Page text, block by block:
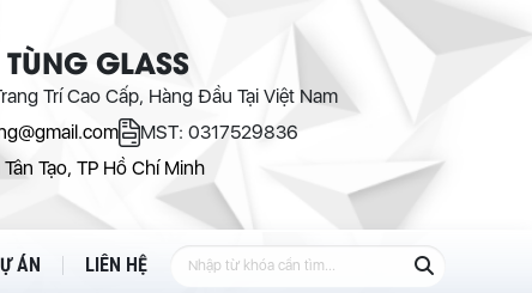
GLASS
Trí Cao Cấp, Hàng Đầu Tại Việt Nam
MST: 0317529836
Tạo, TP Hồ Chí Minh
ÁN LIÊN HỆ